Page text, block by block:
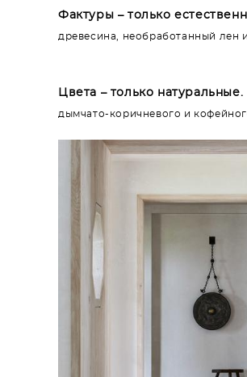
Фактуры – только
древесина, необработанный лен
Цвета – только натуральные.
дымчато-коричневого и